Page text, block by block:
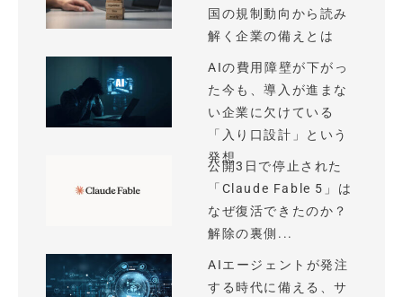
国の規制動向から読み
解く企業の備えとは
AIの費用障壁が下がっ
た今も、導入が進まな
い企業に欠けている
「入り口設計」という
発想
公開3日で停止された
「Claude Fable 5」は
なぜ復活できたのか？
解除の裏側...
AIエージェントが発注
する時代に備える、サ